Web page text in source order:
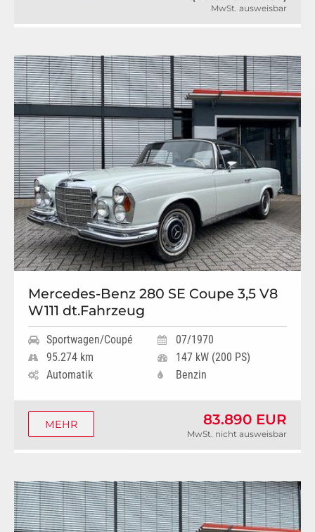
MwSt. ausweisbar
Mercedes-Benz 280 SE Coupe 3,5 V8
W111 dt.Fahrzeug
Sportwagen/Coupé
07/1970
95.274 km
147 kW (200 PS)
Automatik
Benzin
83.890 EUR
MwSt. nicht ausweisbar
MEHR